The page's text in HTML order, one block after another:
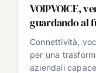
VOIPVOICE,
guardando al
Connettività,
per una
aziendali